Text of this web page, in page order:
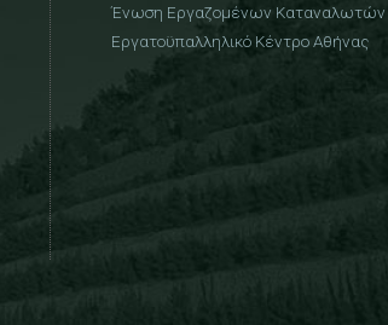
Ένωση Εργαζομένων Καταναλωτών
Εργατοϋπαλληλικό Κέντρο Αθήνας